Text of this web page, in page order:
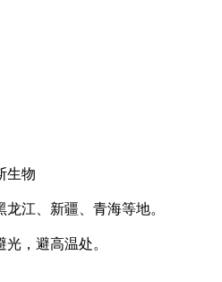
生物
龙江、新疆、青海等地。
光，避高温处。